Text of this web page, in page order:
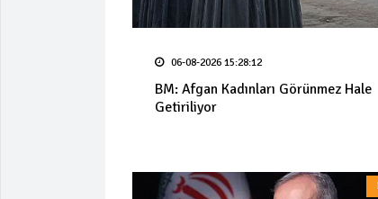
06-08-2026 15:28:12
BM: Afgan Kadınları Görünmez Hale
Getiriliyor